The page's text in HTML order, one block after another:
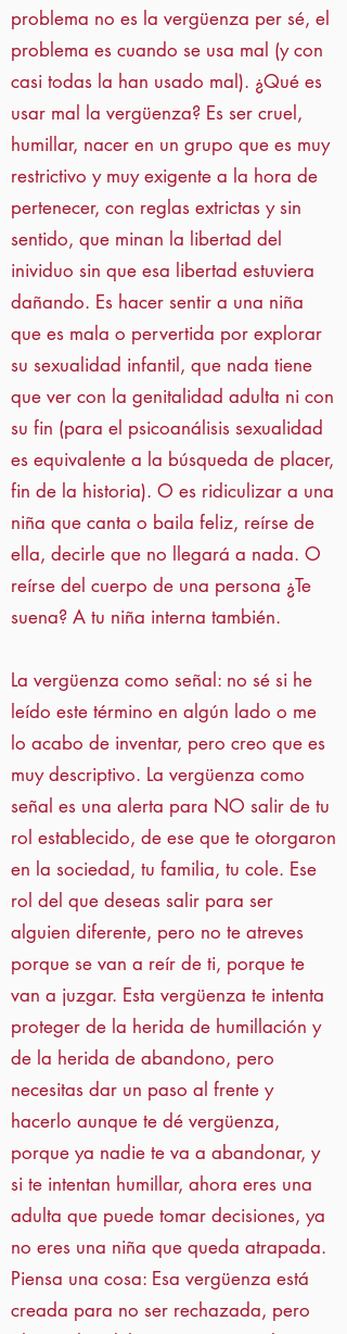
problema no es la vergüenza per sé, el
problema es cuando se usa mal (y con
casi todas la han usado mal). ¿Qué es
usar mal la vergüenza? Es ser cruel,
humillar, nacer en un grupo que es muy
restrictivo y muy exigente a la hora de
pertenecer, con reglas extrictas y sin
sentido, que minan la libertad del
inividuo sin que esa libertad estuviera
dañando. Es hacer sentir a una niña
que es mala o pervertida por explorar
su sexualidad infantil, que nada tiene
que ver con la genitalidad adulta ni con
su fin (para el psicoanálisis sexualidad
es equivalente a la búsqueda de placer,
fin de la historia). O es ridiculizar a una
niña que canta o baila feliz, reírse de
ella, decirle que no llegará a nada. O
reírse del cuerpo de una persona ¿Te
suena? A tu niña interna también.
La vergüenza como señal: no sé si he
leído este término en algún lado o me
lo acabo de inventar, pero creo que es
muy descriptivo. La vergüenza como
señal es una alerta para NO salir de tu
rol establecido, de ese que te otorgaron
en la sociedad, tu familia, tu cole. Ese
rol del que deseas salir para ser
alguien diferente, pero no te atreves
porque se van a reír de ti, porque te
van a juzgar. Esta vergüenza te intenta
proteger de la herida de humillación y
de la herida de abandono, pero
necesitas dar un paso al frente y
hacerlo aunque te dé vergüenza,
porque ya nadie te va a abandonar, y
si te intentan humillar, ahora eres una
adulta que puede tomar decisiones, ya
no eres una niña que queda atrapada.
Piensa una cosa: Esa vergüenza está
creada para no ser rechazada, pero